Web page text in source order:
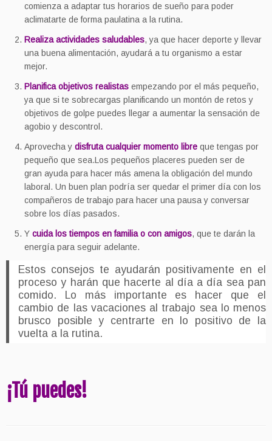
comienza a adaptar tus horarios de sueño para poder
aclimatarte de forma paulatina a la rutina.
Realiza actividades saludables, ya que hacer deporte y llevar
una buena alimentación, ayudará a tu organismo a estar
mejor.
Planifica objetivos realistas empezando por el más pequeño,
ya que si te sobrecargas planificando un montón de retos y
objetivos de golpe puedes llegar a aumentar la sensación de
agobio y descontrol.
Aprovecha y disfruta cualquier momento libre que tengas por
pequeño que sea.Los pequeños placeres pueden ser de
gran ayuda para hacer más amena la obligación del mundo
laboral. Un buen plan podría ser quedar el primer día con los
compañeros de trabajo para hacer una pausa y conversar
sobre los días pasados.
Y cuida los tiempos en familia o con amigos, que te darán la
energía para seguir adelante.
Estos consejos te ayudarán positivamente en el
proceso y harán que hacerte al día a día sea pan
comido. Lo más importante es hacer que el
cambio de las vacaciones al trabajo sea lo menos
brusco posible y centrarte en lo positivo de la
vuelta a la rutina.
¡Tú puedes!